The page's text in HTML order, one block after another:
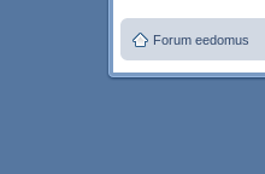
Forum eedomus